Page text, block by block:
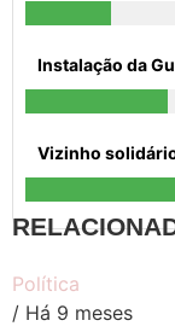
Instalação da
Vizinho
Política
/ Há 9 meses